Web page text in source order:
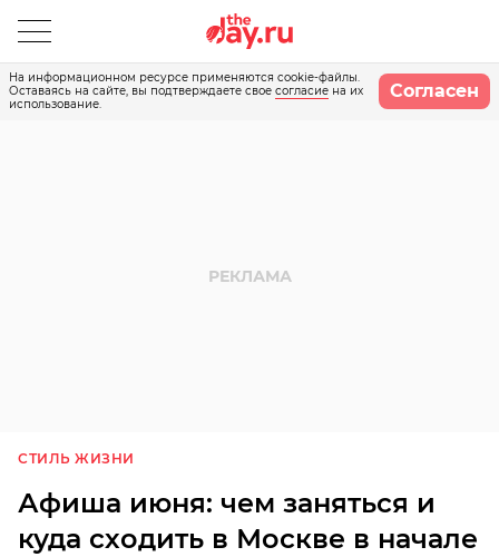
На информационном ресурсе применяются cookie-файлы.
Оставаясь на сайте, вы подтверждаете свое согласие на их
использование.
Согласен
СТИЛЬ ЖИЗНИ
Афиша июня: чем заняться и
куда сходить в Москве в начале